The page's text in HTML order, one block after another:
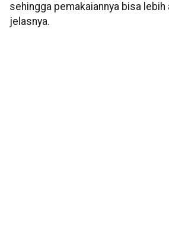
sehingga pemakaiannya bisa lebih
jelasnya.